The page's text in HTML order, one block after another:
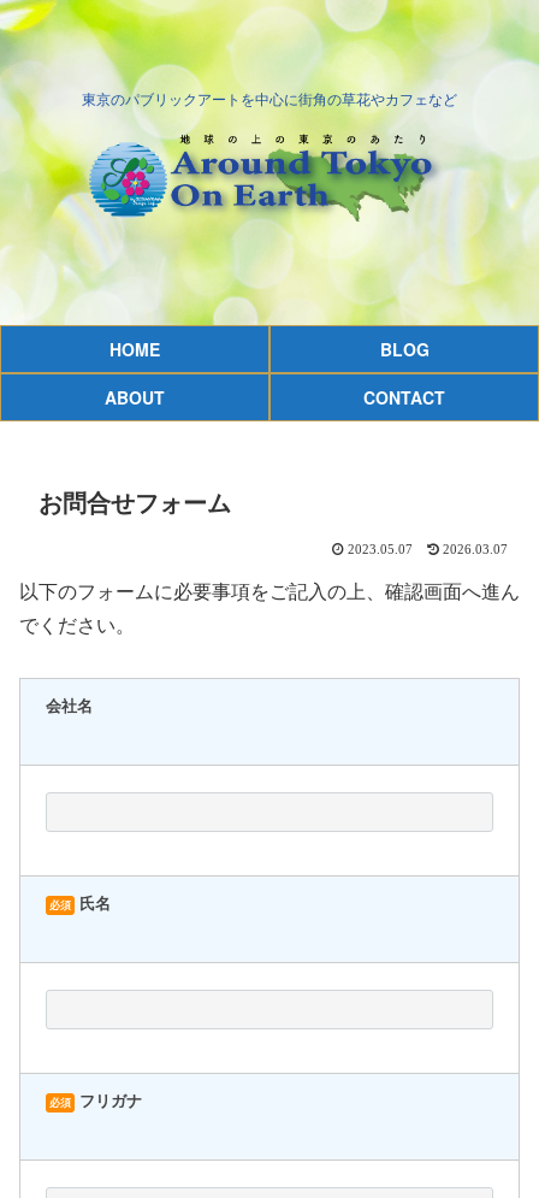
東京のパブリックアートを中心に街角の草花やカフェなど
HOME
BLOG
ABOUT
CONTACT
お問合せフォーム
2023.05.07 2026.03.07
以下のフォームに必要事項をご記入の上、確認画面へ進ん
でください。
会社名
必須 氏名
必須 フリガナ